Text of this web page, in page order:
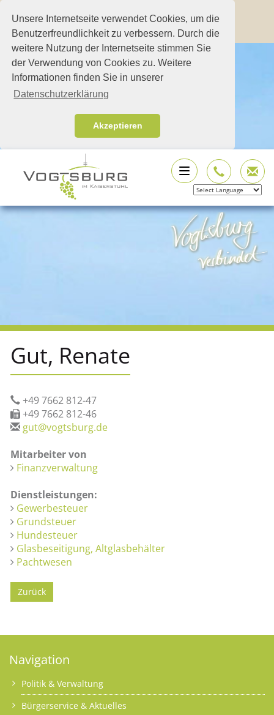
Unsere Internetseite verwendet Cookies, um die
Benutzerfreundlichkeit zu verbessern. Durch die
weitere Nutzung der Internetseite stimmen Sie
der Verwendung von Cookies zu. Weitere
Informationen finden Sie in unserer
Datenschutzerklärung
Akzeptieren
Gut, Renate
+49 7662 812-47
+49 7662 812-46
gut@vogtsburg.de
Mitarbeiter von
Finanzverwaltung
Dienstleistungen:
Gewerbesteuer
Grundsteuer
Hundesteuer
Glasbeseitigung, Altglasbehälter
Pachtwesen
Zurück
Navigation
Politik & Verwaltung
Bürgerservice & Aktuelles